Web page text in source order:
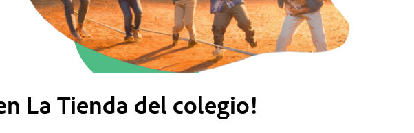
La Tienda del colegio!